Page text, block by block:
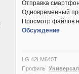
Отправка
Одновременный
Просмотр файлов
Обсуждение
LG 42LM640T
Профиль